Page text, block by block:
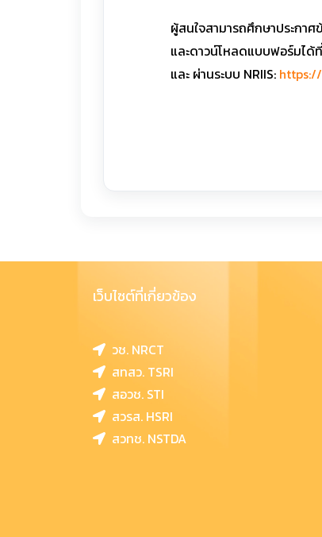
ผู้สนใจสามารถศึกษาประกา
และดาวน์โหลดแบบฟอร์มได้
และ ผ่านระบบ NRIIS: https://
เว็บไซต์ที่เกี่ยวข้อง
วช. NRCT
สทสว. TSRI
สอวช. STI
สวรส. HSRI
สวทช. NSTDA